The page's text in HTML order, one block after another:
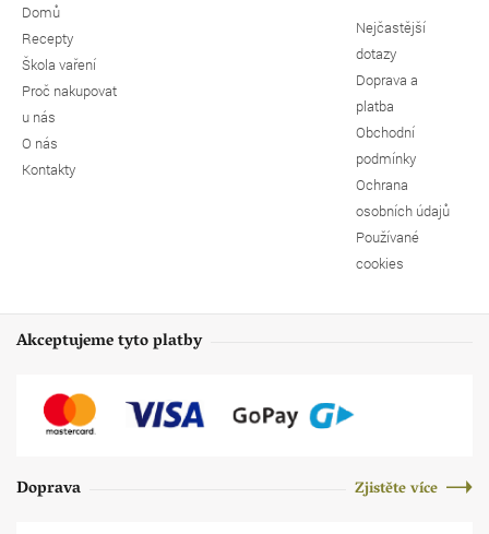
Domů
Recepty
Škola vaření
Proč nakupovat
u nás
O nás
Kontakty
Nejčastější
dotazy
Doprava a
platba
Obchodní
podmínky
Ochrana
osobních údajů
Používané
cookies
Akceptujeme tyto platby
Doprava Zjistěte více